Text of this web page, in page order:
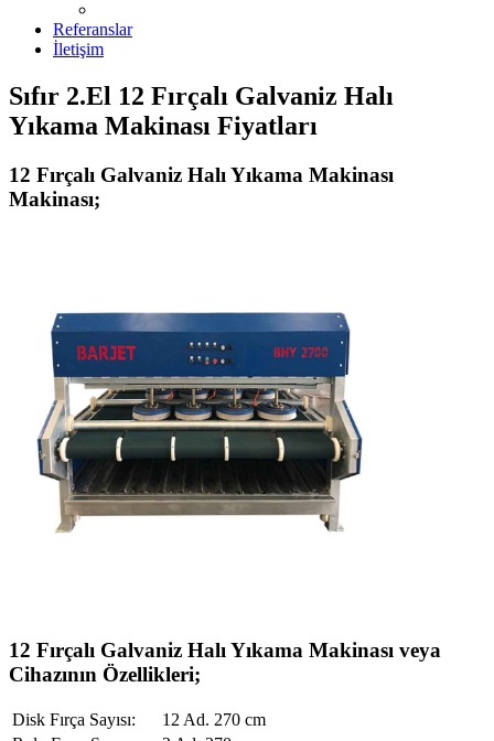
Referanslar
İletişim
Sıfır 2.El 12 Fırçalı Galvaniz Halı
Yıkama Makinası Fiyatları
12 Fırçalı Galvaniz Halı Yıkama Makinası
Makinası;
12 Fırçalı Galvaniz Halı Yıkama Makinası veya
Cihazının Özellikleri;
Disk Fırça Sayısı:
12 Ad. 270 cm